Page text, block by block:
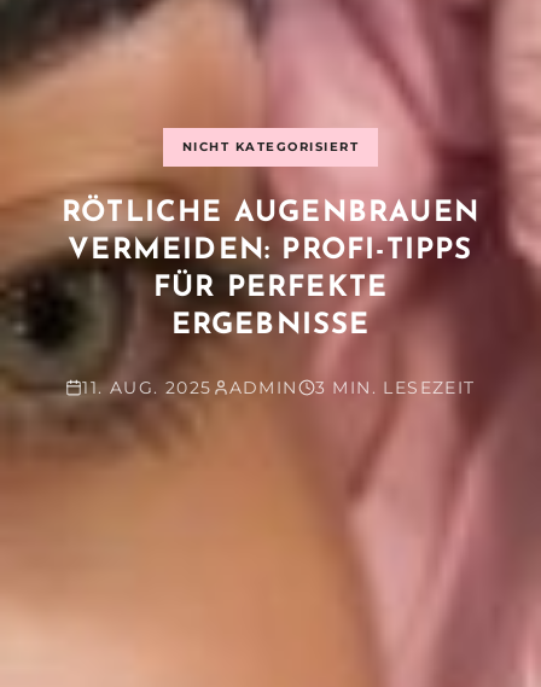
NICHT KATEGORISIERT
RÖTLICHE AUGENBRAUEN
VERMEIDEN: PROFI-TIPPS
FÜR PERFEKTE
ERGEBNISSE
11. AUG. 2025 ADMIN 3 MIN. LESEZEIT